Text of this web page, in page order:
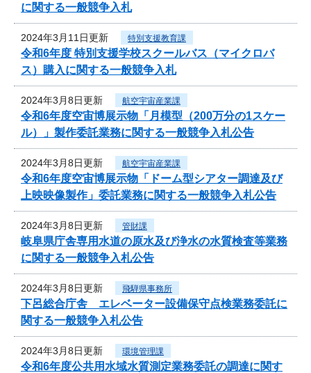
に関する一般競争入札
2024年3月11日更新 特別支援教育課
令和6年度 特別支援学校スクールバス（マイクロバ
ス）購入に関する一般競争入札
2024年3月8日更新 航空宇宙産業課
令和6年度空宙博展示物「月模型（200万分の1スケー
ル）」製作委託業務に関する一般競争入札公告
2024年3月8日更新 航空宇宙産業課
令和6年度空宙博展示物「ドーム型シアター調達及び
上映映像製作」委託業務に関する一般競争入札公告
2024年3月8日更新 管財課
岐阜県庁舎専用水道の原水及び浄水の水質検査等業務
に関する一般競争入札公告
2024年3月8日更新 飛騨県事務所
下呂総合庁舎 エレベーター設備保守点検業務委託に
関する一般競争入札公告
2024年3月8日更新 環境管理課
令和6年度公共用水域水質測定業務委託の調達に関す